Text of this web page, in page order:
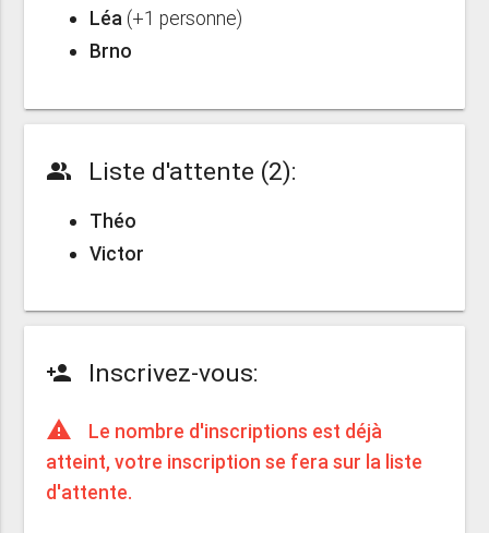
Léa (+1 personne)
Brno
people_alt Liste d'attente (2):
Théo
Victor
person_add Inscrivez-vous:
warning
Le nombre d'inscriptions est déjà
atteint, votre inscription se fera sur la liste
d'attente.